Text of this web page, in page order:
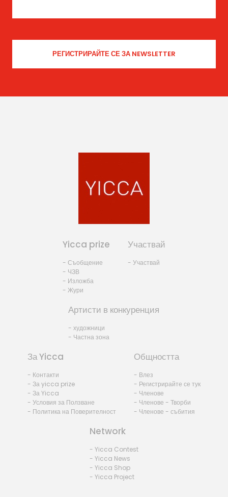
Yicca prize
- Съобщение
- ЧЗВ
- Изложба
- Жури
Участвай
- Участвай
Артисти в конкуренция
- художници
- Частна зона
За Yicca
- Контакти
- За yicca prize
- За Yicca
- Условия за Ползване
- Политика на Поверителност
Общността
- Влез
- Регистрирайте се тук
- Членове
- Членове - Творби
- Членове - събития
Network
- Yicca Contest
- Yicca News
- Yicca Shop
- Yicca Project